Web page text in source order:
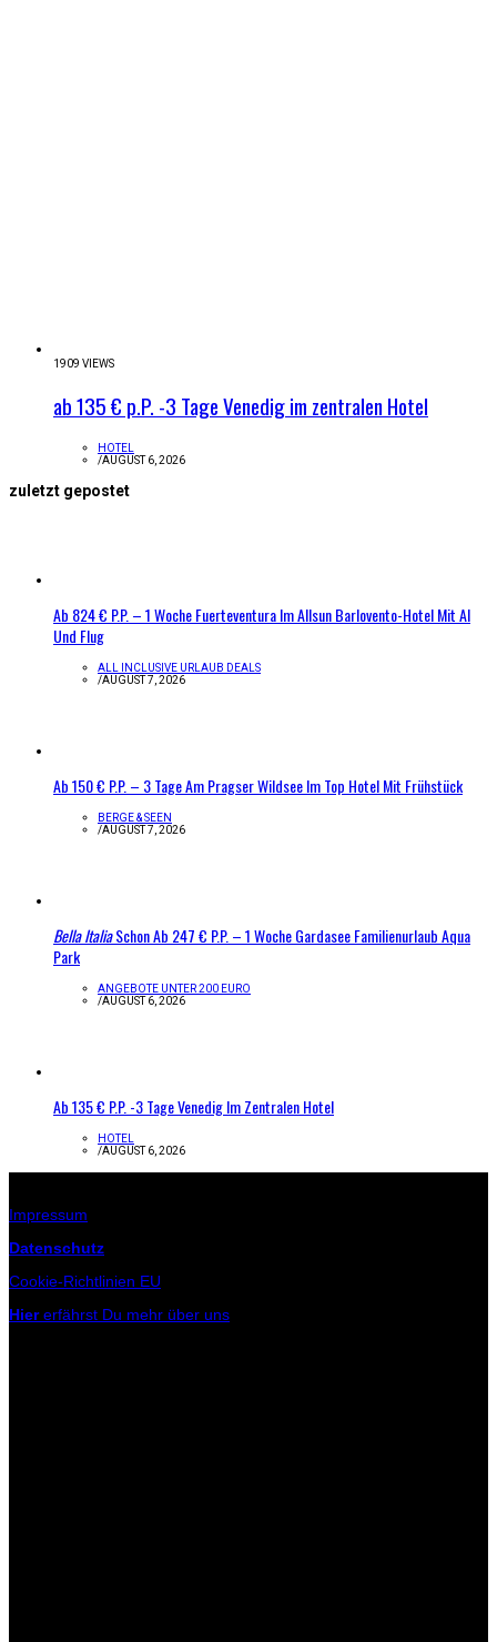
1909 VIEWS
ab 135 € p.P. -3 Tage Venedig im zentralen Hotel
HOTEL
/AUGUST 6, 2026
zuletzt gepostet
Ab 824 € P.P. – 1 Woche Fuerteventura Im Allsun Barlovento-Hotel Mit AI
Und Flug
ALL INCLUSIVE URLAUB DEALS
/AUGUST 7, 2026
Ab 150 € P.P. – 3 Tage Am Pragser Wildsee Im Top Hotel Mit Frühstück
BERGE & SEEN
/AUGUST 7, 2026
Bella ItaliaSchon Ab 247 € P.P. – 1 Woche Gardasee Familienurlaub Aqua
Park
ANGEBOTE UNTER 200 EURO
/AUGUST 6, 2026
Ab 135 € P.P. -3 Tage Venedig Im Zentralen Hotel
HOTEL
/AUGUST 6, 2026
Impressum
Datenschutz
Cookie-Richtlinien EU
Hiererfährst Du mehr über uns